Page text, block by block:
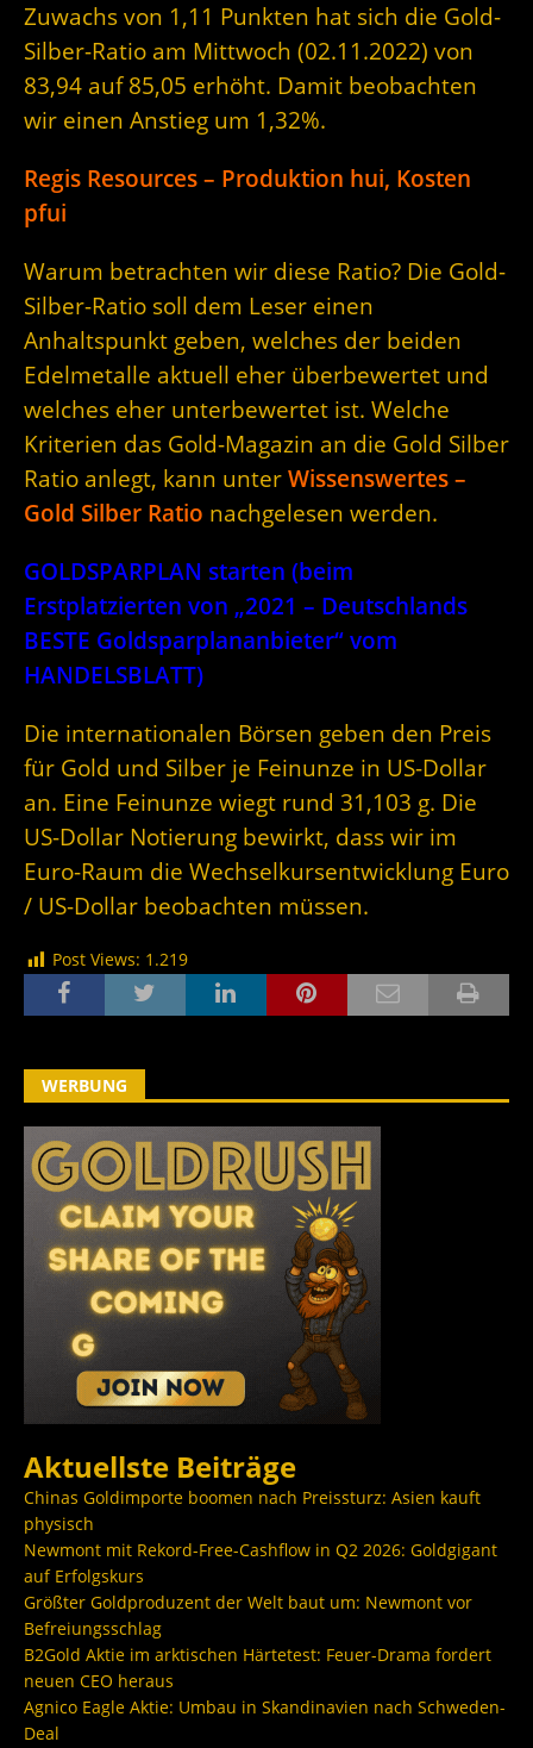
Zuwachs von 1,11 Punkten hat sich die Gold-
Silber-Ratio am Mittwoch (02.11.2022) von
83,94 auf 85,05 erhöht. Damit beobachten
wir einen Anstieg um 1,32%.
Regis Resources – Produktion hui, Kosten
pfui
Warum betrachten wir diese Ratio? Die Gold-
Silber-Ratio soll dem Leser einen
Anhaltspunkt geben, welches der beiden
Edelmetalle aktuell eher überbewertet und
welches eher unterbewertet ist. Welche
Kriterien das Gold-Magazin an die Gold Silber
Ratio anlegt, kann unter Wissenswertes –
Gold Silber Ratio nachgelesen werden.
GOLDSPARPLAN starten (beim
Erstplatzierten von „2021 – Deutschlands
BESTE Goldsparplananbieter“ vom
HANDELSBLATT)
Die internationalen Börsen geben den Preis
für Gold und Silber je Feinunze in US-Dollar
an. Eine Feinunze wiegt rund 31,103 g. Die
US-Dollar Notierung bewirkt, dass wir im
Euro-Raum die Wechselkursentwicklung Euro
/ US-Dollar beobachten müssen.
Post Views: 1.219
WERBUNG
Aktuellste Beiträge
Chinas Goldimporte boomen nach Preissturz: Asien kauft
physisch
Newmont mit Rekord-Free-Cashflow in Q2 2026: Goldgigant
auf Erfolgskurs
Größter Goldproduzent der Welt baut um: Newmont vor
Befreiungsschlag
B2Gold Aktie im arktischen Härtetest: Feuer-Drama fordert
neuen CEO heraus
Agnico Eagle Aktie: Umbau in Skandinavien nach Schweden-
Deal